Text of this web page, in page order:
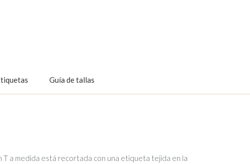
Guía de tallas
T a medida está recortada con una etiqueta tejida en la